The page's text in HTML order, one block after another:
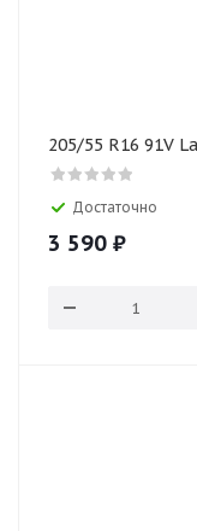
205/55 R16 91V
Достаточно
3 590 ₽